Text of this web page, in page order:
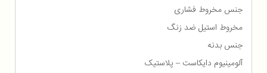
جنس مخروط فشاری
مخروط استیل ضد زنگ
جنس بدنه
آلومینیوم دایکاست – پلاستیک